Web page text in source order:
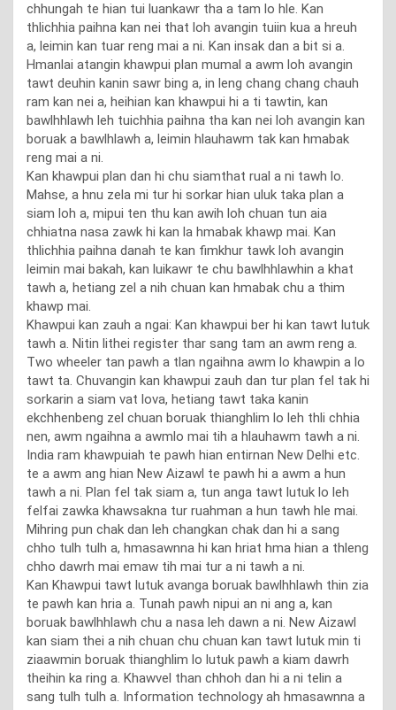
chhungah te hian tui luankawr tha a tam lo hle. Kan
thlichhia paihna kan nei that loh avangin tuiin kua a hreuh
a, leimin kan tuar reng mai a ni. Kan insak dan a bit si a.
Hmanlai atangin khawpui plan mumal a awm loh avangin
tawt deuhin kanin sawr bing a, in leng chang chang chauh
ram kan nei a, heihian kan khawpui hi a ti tawtin, kan
bawlhhlawh leh tuichhia paihna tha kan nei loh avangin kan
boruak a bawlhlawh a, leimin hlauhawm tak kan hmabak
reng mai a ni.
Kan khawpui plan dan hi chu siamthat rual a ni tawh lo.
Mahse, a hnu zela mi tur hi sorkar hian uluk taka plan a
siam loh a, mipui ten thu kan awih loh chuan tun aia
chhiatna nasa zawk hi kan la hmabak khawp mai. Kan
thlichhia paihna danah te kan fimkhur tawk loh avangin
leimin mai bakah, kan luikawr te chu bawlhhlawhin a khat
tawh a, hetiang zel a nih chuan kan hmabak chu a thim
khawp mai.
Khawpui kan zauh a ngai: Kan khawpui ber hi kan tawt lutuk
tawh a. Nitin lithei register thar sang tam an awm reng a.
Two wheeler tan pawh a tlan ngaihna awm lo khawpin a lo
tawt ta. Chuvangin kan khawpui zauh dan tur plan fel tak hi
sorkarin a siam vat lova, hetiang tawt taka kanin
ekchhenbeng zel chuan boruak thianghlim lo leh thli chhia
nen, awm ngaihna a awmlo mai tih a hlauhawm tawh a ni.
India ram khawpuiah te pawh hian entirnan New Delhi etc.
te a awm ang hian New Aizawl te pawh hi a awm a hun
tawh a ni. Plan fel tak siam a, tun anga tawt lutuk lo leh
felfai zawka khawsakna tur ruahman a hun tawh hle mai.
Mihring pun chak dan leh changkan chak dan hi a sang
chho tulh tulh a, hmasawnna hi kan hriat hma hian a thleng
chho dawrh mai emaw tih mai tur a ni tawh a ni.
Kan Khawpui tawt lutuk avanga boruak bawlhhlawh thin zia
te pawh kan hria a. Tunah pawh nipui an ni ang a, kan
boruak bawlhhlawh chu a nasa leh dawn a ni. New Aizawl
kan siam thei a nih chuan chu chuan kan tawt lutuk min ti
ziaawmin boruak thianghlim lo lutuk pawh a kiam dawrh
theihin ka ring a. Khawvel than chhoh dan hi a ni telin a
sang tulh tulh a. Information technology ah hmasawnna a